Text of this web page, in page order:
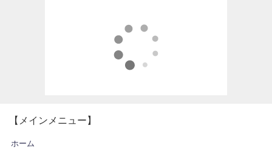
【メインメニュー】
ホーム